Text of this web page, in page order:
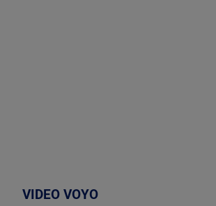
VIDEO VOYO